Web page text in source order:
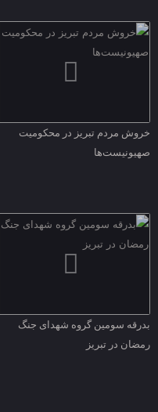
خروش مردم تبریز در محکومیت
صهیونیست‌ها
بدرقه سومین گروه شهدای جنگ
رمضان در تبریز